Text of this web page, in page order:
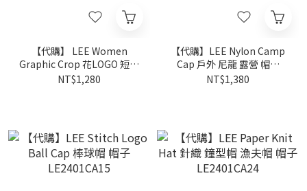
【代購】 LEE Women
Graphic Crop 花LOGO 短版
短袖 短T LE2402ST62
NT$1,280
【代購】LEE Nylon Camp
Cap 戶外 尼龍 露營 帽子
LE2401CA22
NT$1,380